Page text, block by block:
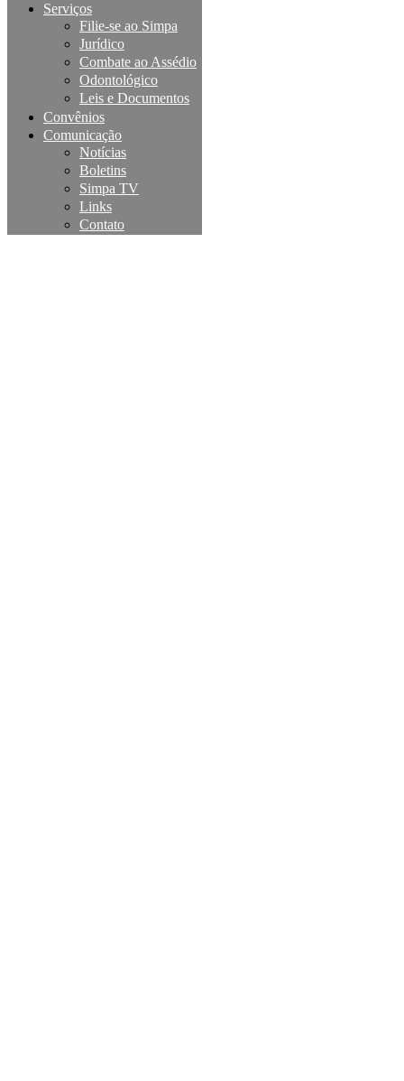
Serviços
Filie-se ao Simpa
Jurídico
Combate ao Assédio
Odontológico
Leis e Documentos
Convênios
Comunicação
Notícias
Boletins
Simpa TV
Links
Contato